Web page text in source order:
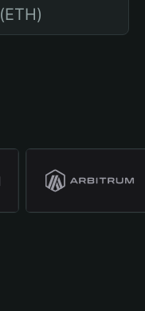
محفظة إيثيريوم (ETH)